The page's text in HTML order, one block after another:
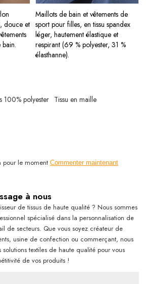
douce et
Maillots de bain et vêtements de
sport pour filles, en tissu spandex
léger, hautement élastique et
respirant (69 % polyester, 31 %
élasthanne).
100% polyester Tissu en maille
pour le moment Commenter maintenant
à nous
de tissus de haute qualité ? Nous sommes
spécialisé dans la personnalisation de
de secteurs. Que vous soyez créateur de
usine de confection ou commerçant, nous
solutions textiles de haute qualité pour vous
de vos produits !